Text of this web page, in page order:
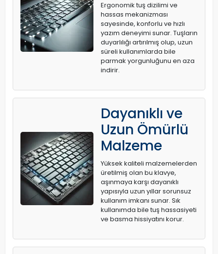
Ergonomik tuş dizilimi ve
hassas mekanizması
sayesinde, konforlu ve hızlı
yazım deneyimi sunar. Tuşların
duyarlılığı artırılmış olup, uzun
süreli kullanımlarda bile
parmak yorgunluğunu en aza
indirir.
Dayanıklı ve
Uzun Ömürlü
Malzeme
Yüksek kaliteli malzemelerden
üretilmiş olan bu klavye,
aşınmaya karşı dayanıklı
yapısıyla uzun yıllar sorunsuz
kullanım imkanı sunar. Sık
kullanımda bile tuş hassasiyeti
ve basma hissiyatını korur.